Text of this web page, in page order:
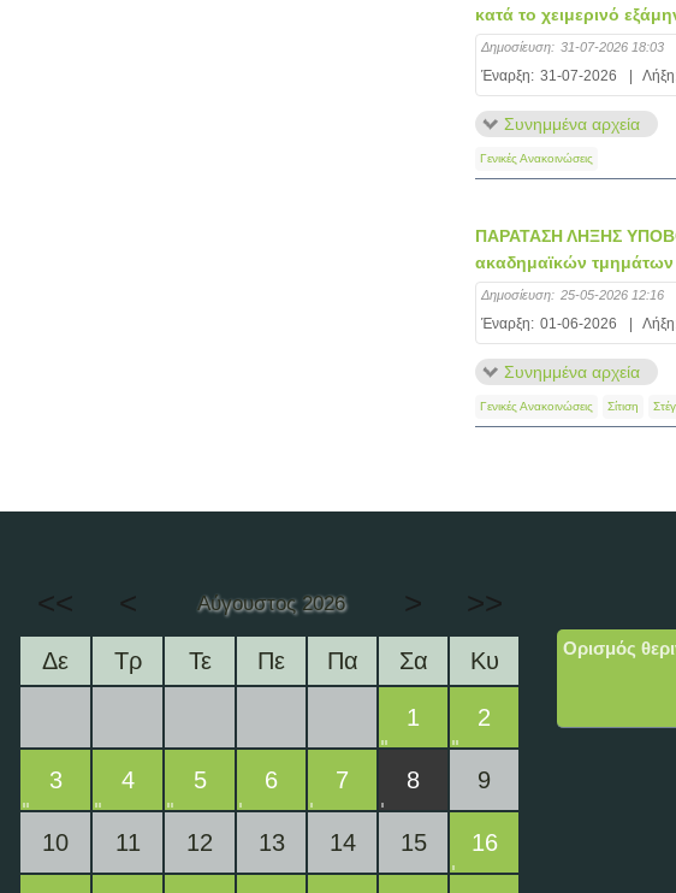
κατά το χειμερινό
Δημοσίευση: 31-07-2026 18:03
Έναρξη: 31-07-2026
Συνημμένα αρχεία
Γενικές Ανακοινώσεις
ΠΑΡΑΤΑΣΗ ΛΗΞΗΣ
ακαδημαϊκών
Δημοσίευση: 25-05-2026 12:16
Έναρξη: 01-06-2026
Συνημμένα αρχεία
Γενικές Ανακοινώσεις Σίτιση
<< < Αύγουστος 2026 > >>
Δε Τρ Τε Πε Πα Σα Κυ
1 2
3 4 5 6 7 8 9
10 11 12 13 14 15 16
Ορισμός